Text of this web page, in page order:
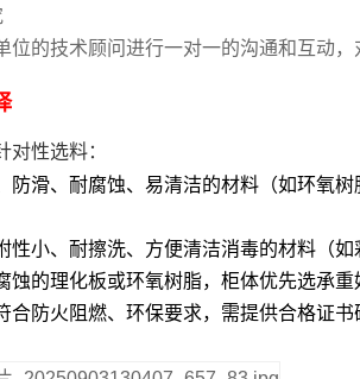
位的技术顾问进行一对一的沟通和互动
对性选料：
防滑、耐腐蚀、易清洁的材料（如环氧
性小、耐擦洗、方便清洁消毒的材料（如
蚀的理化板或环氧树脂，柜体优先选承
合防火阻燃、环保要求，需提供合格证书